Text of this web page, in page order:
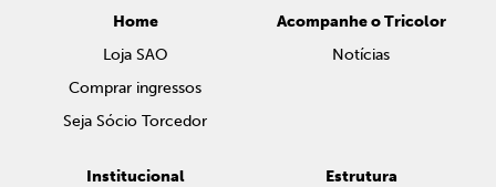
Home
Loja SAO
Comprar ingressos
Seja Sócio Torcedor
Acompanhe o Tricolor
Notícias
Institucional
Estrutura